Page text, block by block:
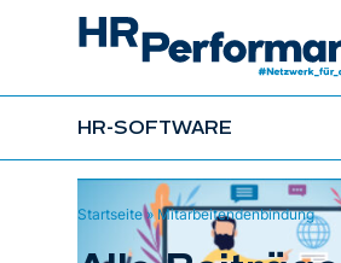
HR-SOFTWARE
Startseite»Mitarbeitendenbindung